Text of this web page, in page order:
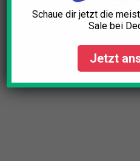
Schaue dir jetzt die
Sale bei
Jetzt